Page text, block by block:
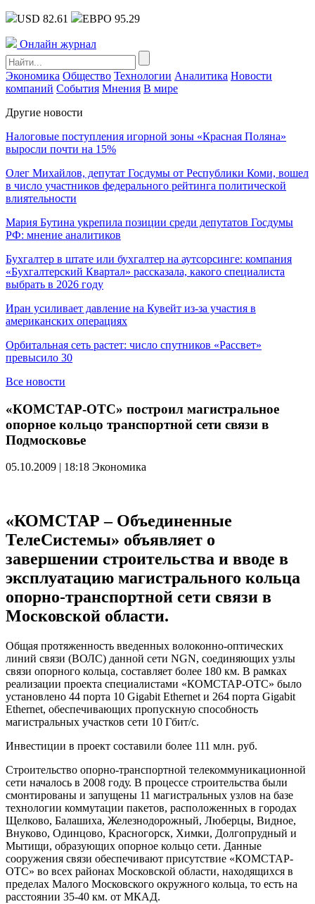
USD 82.61 ЕВРО 95.29
Онлайн журнал
Экономика Общество Технологии Аналитика Новости
компаний События Мнения В мире
Другие новости
Налоговые поступления игорной зоны «Красная Поляна»
выросли почти на 15%
Олег Михайлов, депутат Госдумы от Республики Коми, вошел
в число участников федерального рейтинга политической
влиятельности
Мария Бутина укрепила позиции среди депутатов Госдумы
РФ: мнение аналитиков
Бухгалтер в штате или бухгалтер на аутсорсинге: компания
«Бухгалтерский Квартал» рассказала, какого специалиста
выбрать в 2026 году
Иран усиливает давление на Кувейт из-за участия в
американских операциях
Орбитальная сеть растет: число спутников «Рассвет»
превысило 30
Все новости
«КОМСТАР-ОТС» построил магистральное
опорное кольцо транспортной сети связи в
Подмосковье
05.10.2009 | 18:18 Экономика
«КОМСТАР – Объединенные
ТелеСистемы» объявляет о
завершении строительства и вводе в
эксплуатацию магистрального кольца
опорно-транспортной сети связи в
Московской области.
Общая протяженность введенных волоконно-оптических
линий связи (ВОЛС) данной сети NGN, соединяющих узлы
связи опорного кольца, составляет более 180 км. В рамках
реализации проекта специалистами «КОМСТАР-ОТС» было
установлено 44 порта 10 Gigabit Ethernet и 264 порта Gigabit
Ethernet, обеспечивающих пропускную способность
магистральных участков сети 10 Гбит/с.
Инвестиции в проект составили более 111 млн. руб.
Строительство опорно-транспортной телекоммуникационной
сети началось в 2008 году. В процессе строительства были
смонтированы и запущены 11 магистральных узлов на базе
технологии коммутации пакетов, расположенных в городах
Щелково, Балашиха, Железнодорожный, Люберцы, Видное,
Внуково, Одинцово, Красногорск, Химки, Долгопрудный и
Мытищи, образующих опорное кольцо сети. Данные
сооружения связи обеспечивают присутствие «КОМСТАР-
ОТС» во всех районах Московской области, находящихся в
пределах Малого Московского окружного кольца, то есть на
расстоянии 35-40 км. от МКАД.